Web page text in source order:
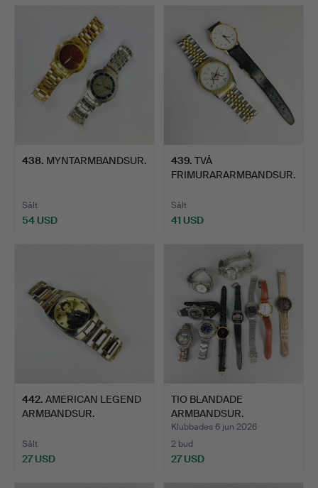
438. MYNTARMBANDSUR.
Sålt
54 USD
439. TVÅ
FRIMURARARMBANDSUR.
Sålt
41 USD
442. AMERICAN LEGEND
ARMBANDSUR.
Sålt
27 USD
TIO BLANDADE
ARMBANDSUR.
Klubbades 6 jun 2026
2 bud
27 USD